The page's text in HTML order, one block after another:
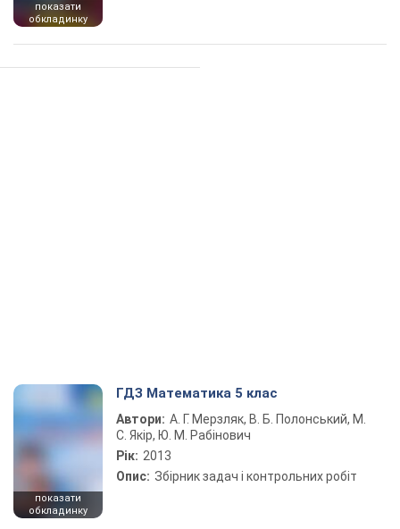
показати
обкладинку
показати
обкладинку
ГДЗ Математика 5 клас
Автори: А. Г. Мерзляк, В. Б. Полонський, М.
С. Якір, Ю. М. Рабінович
Рік: 2013
Опис: Збірник задач і контрольних робіт